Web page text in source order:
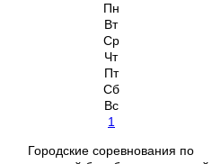
Пн
Вт
Ср
Чт
Пт
Сб
Вс
1
Городские соревнования по